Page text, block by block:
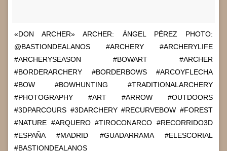
«DON ARCHER» ARCHER: ÁNGEL PÉREZ PHOTO:
@BASTIONDEALANOS #ARCHERY #ARCHERYLIFE
#ARCHERYSEASON #BOWART #ARCHER
#BORDERARCHERY #BORDERBOWS #ARCOYFLECHA
#BOW #BOWHUNTING #TRADITIONALARCHERY
#PHOTOGRAPHY #ART #ARROW #OUTDOORS
#3DPARCOURS #3DARCHERY #RECURVEBOW #FOREST
#NATURE #ARQUERO #TIROCONARCO #RECORRIDO3D
#ESPAÑA #MADRID #GUADARRAMA #ELESCORIAL
#BASTIONDEALANOS